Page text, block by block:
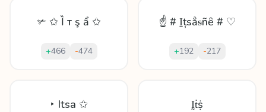
✃ ✩ Ȉ т ş ẩ ✩
+466 -474
☝ # Ḭțѕẳᵴñȇ # ♡
+192 -217
‣ Itsa ✩ Ḭṫṩ